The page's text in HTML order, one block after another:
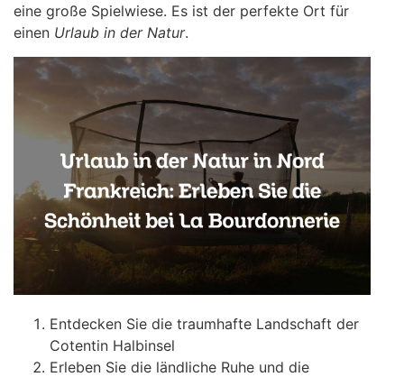
eine große Spielwiese. Es ist der perfekte Ort für
einen Urlaub in der Natur.
Entdecken Sie die traumhafte Landschaft der
Cotentin Halbinsel
Erleben Sie die ländliche Ruhe und die